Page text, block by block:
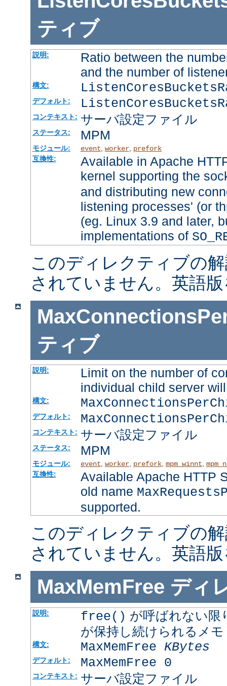
ティブ
説明:
Ratio between the
and the number of
構文:
デフォルト:
コンテキスト: サーバ設定ファイル
ステータス: MPM
モジュール: event worker, prefork
互換性:
Available in Apache
kernel supporting the
and distributing new
listening processes' (or
(eg. Linux 3.9 and later,
implementations of
このディレクティブの
されていません。英語
ティブ
説明:
Limit on the number of
individual child server
構文:
デフォルト:
コンテキスト: サーバ設定ファイル
ステータス: MPM
モジュール: event worker, prefork, mpm_winnt
互換性:
Available Apache HTTP
old name
supported.
このディレクティブの
されていません。英語
MaxMemFree ディ
説明: free() が呼ばれない限
が保持し続けられるメ
構文: MaxMemFree KBytes
デフォルト: MaxMemFree 0
コンテキスト: サーバ設定ファイル